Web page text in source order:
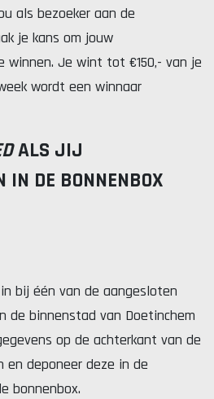
Doetinchem
Doetinchem
als bezoeker aan de
je kans om jouw
winnen. Je wint tot €150,- van je
wordt een winnaar
ALS JIJ
IN DE BONNENBOX
bij één van de aangesloten
de binnenstad van Doetinchem
op de achterkant van de
en deponeer deze in de
bonnenbox.